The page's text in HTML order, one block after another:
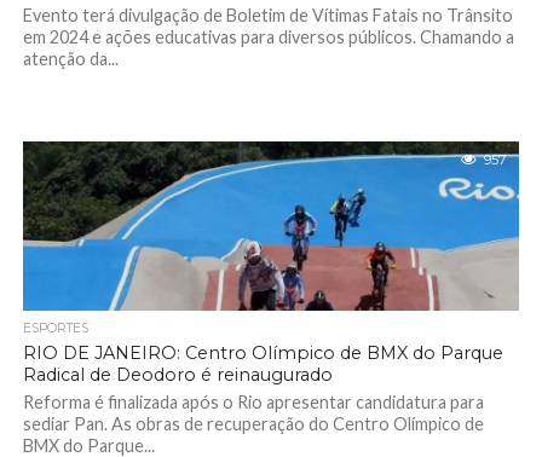
Evento terá divulgação de Boletim de Vítimas Fatais no Trânsito
em 2024 e ações educativas para diversos públicos. Chamando a
atenção da...
957
ESPORTES
RIO DE JANEIRO: Centro Olímpico de BMX do Parque
Radical de Deodoro é reinaugurado
Reforma é finalizada após o Rio apresentar candidatura para
sediar Pan. As obras de recuperação do Centro Olímpico de
BMX do Parque...